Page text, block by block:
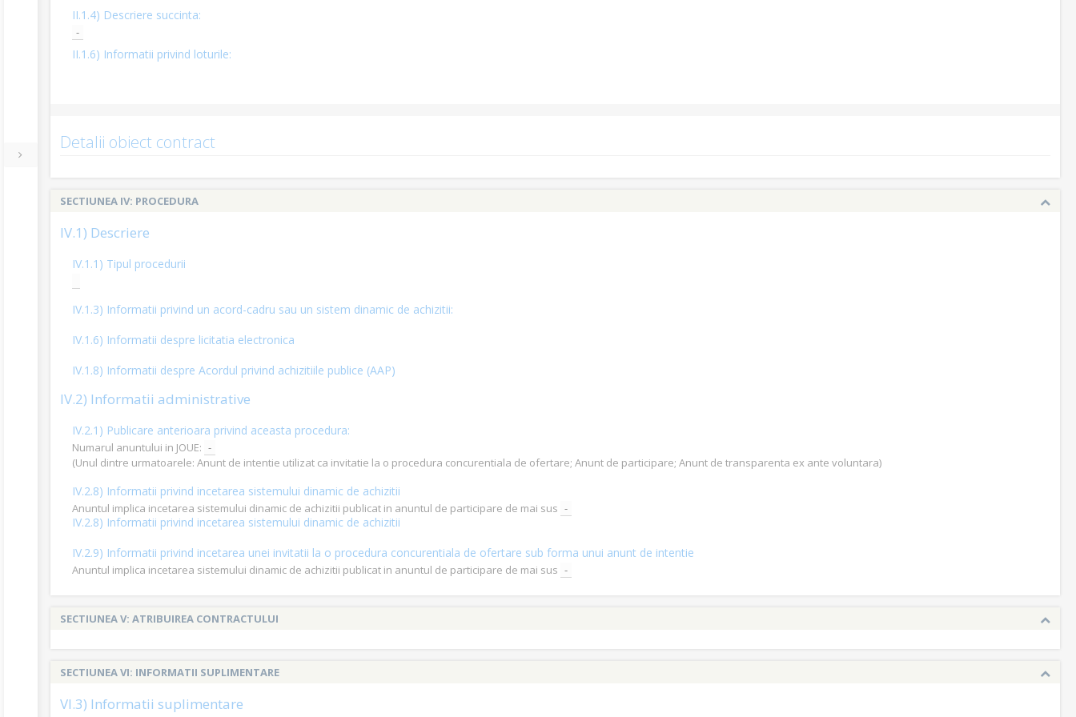
II.1.4) Descriere succinta:
-
II.1.6) Informatii privind loturile:
Detalii obiect contract
SECTIUNEA IV: PROCEDURA
IV.1) Descriere
IV.1.1) Tipul procedurii
IV.1.3) Informatii privind un acord-cadru sau un sistem dinamic de achizitii:
IV.1.6) Informatii despre licitatia electronica
IV.1.8) Informatii despre Acordul privind achizitiile publice (AAP)
IV.2) Informatii administrative
IV.2.1) Publicare anterioara privind aceasta procedura:
Numarul anuntului in JOUE: -
(Unul dintre urmatoarele: Anunt de intentie utilizat ca invitatie la o procedura concurentiala de ofertare; Anunt de participare; Anunt de transparenta ex ante voluntara)
IV.2.8) Informatii privind incetarea sistemului dinamic de achizitii
Anuntul implica incetarea sistemului dinamic de achizitii publicat in anuntul de participare de mai sus -
IV.2.8) Informatii privind incetarea sistemului dinamic de achizitii
IV.2.9) Informatii privind incetarea unei invitatii la o procedura concurentiala de ofertare sub forma unui anunt de intentie
Anuntul implica incetarea sistemului dinamic de achizitii publicat in anuntul de participare de mai sus -
SECTIUNEA V: ATRIBUIREA CONTRACTULUI
SECTIUNEA VI: INFORMATII SUPLIMENTARE
VI.3) Informatii suplimentare